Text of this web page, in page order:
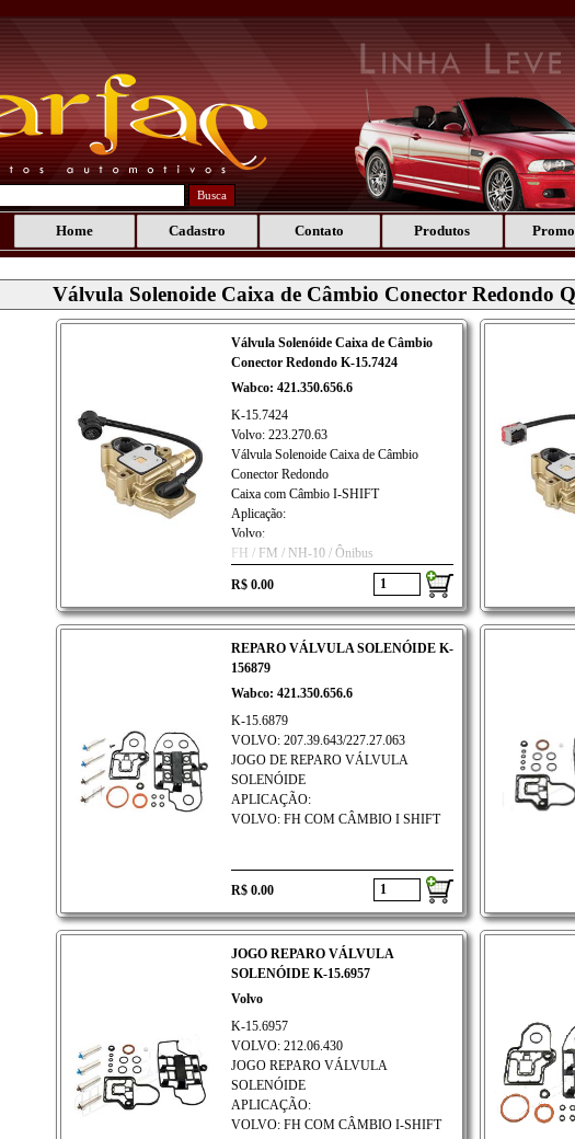
Busca
Home Cadastro Contato Produtos
Válvula Solenoide Caixa de Câmbio Conector Redondo
Válvula Solenóide Caixa de Câmbio
Conector Redondo K-15.7424
Wabco: 421.350.656.6
K-15.7424
Volvo: 223.270.63
Válvula Solenoide Caixa de Câmbio
Conector Redondo
Caixa com Câmbio I-SHIFT
Aplicação:
Volvo:
FH / FM / NH-10 / Ônibus
R$ 0.00
REPARO VÁLVULA SOLENÓIDE K-
156879
Wabco: 421.350.656.6
K-15.6879
VOLVO: 207.39.643/227.27.063
JOGO DE REPARO VÁLVULA
SOLENÓIDE
APLICAÇÃO:
VOLVO: FH COM CÂMBIO I SHIFT
R$ 0.00
JOGO REPARO VÁLVULA
SOLENÓIDE K-15.6957
Volvo
K-15.6957
VOLVO: 212.06.430
JOGO REPARO VÁLVULA
SOLENÓIDE
APLICAÇÃO:
VOLVO: FH COM CÂMBIO I-SHIFT